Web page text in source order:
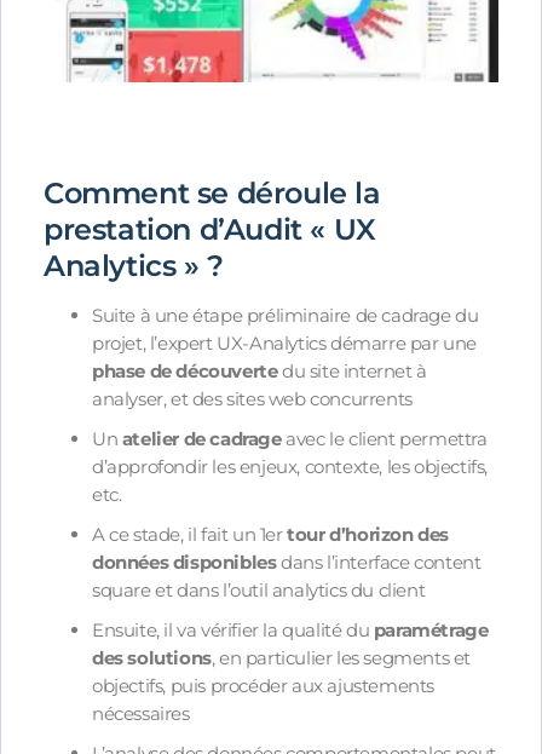
Comment se déroule la
prestation d’Audit « UX
Analytics » ?
Suite à une étape préliminaire de cadrage du
projet, l’expert UX-Analytics démarre par une
phase de découvertedu site internet à
analyser, et des sites web concurrents
Un atelier de cadrageavec le client permettra
d’approfondir les enjeux, contexte, les objectifs,
etc.
A ce stade, il fait un 1ertour d’horizon des
données disponiblesdans l’interface content
square et dans l’outil analytics du client
Ensuite, il va vérifier la qualité du paramétrage
des solutions, en particulier les segments et
objectifs, puis procéder aux ajustements
nécessaires